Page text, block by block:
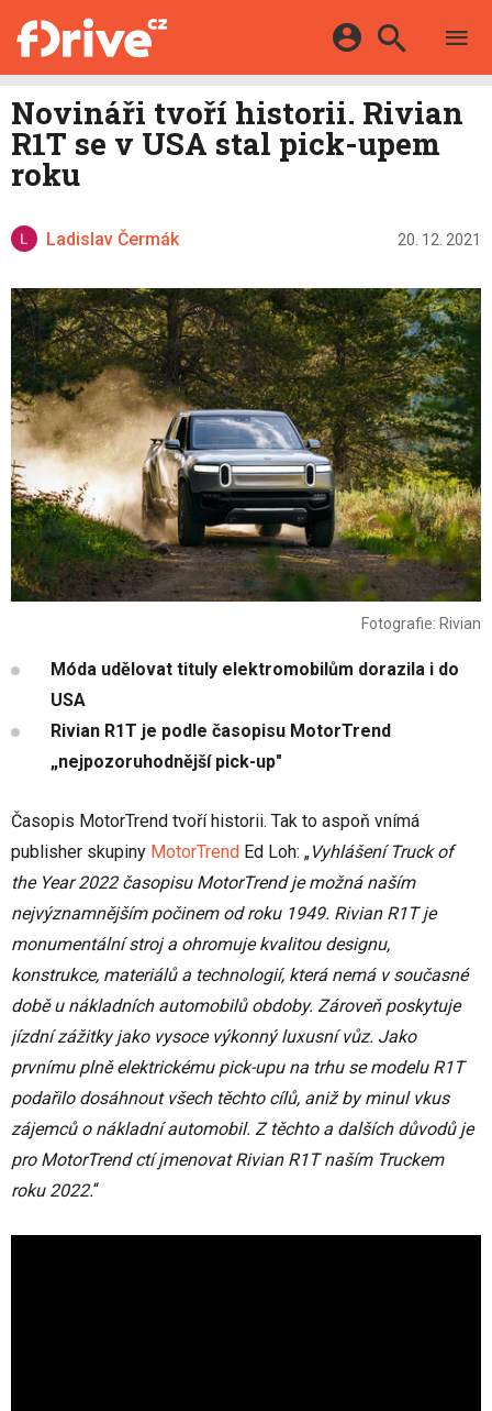
KATALOG
MAPA STANIC
DALŠÍ
HYBRIDY
E-MOTORSPORT
OSTATNÍ
Facebook Google
Novináři tvoří historii. Rivian
R1T se v USA stal pick-upem
roku
Ladislav Čermák 20. 12. 2021
Fotografie: Rivian
Móda udělovat tituly elektromobilům dorazila i do
USA
Rivian R1T je podle časopisu MotorTrend
„nejpozoruhodnější pick-up"
Časopis MotorTrend tvoří historii. Tak to aspoň vnímá
publisher skupiny MotorTrend Ed Loh: „Vyhlášení Truck of
the Year 2022 časopisu MotorTrend je možná naším
nejvýznamnějším počinem od roku 1949. Rivian R1T je
monumentální stroj a ohromuje kvalitou designu,
konstrukce, materiálů a technologií, která nemá v současné
době u nákladních automobilů obdoby. Zároveň poskytuje
jízdní zážitky jako vysoce výkonný luxusní vůz. Jako
prvnímu plně elektrickému pick-upu na trhu se modelu R1T
podařilo dosáhnout všech těchto cílů, aniž by minul vkus
zájemců o nákladní automobil. Z těchto a dalších důvodů je
pro MotorTrend ctí jmenovat Rivian R1T naším Truckem
roku 2022.“